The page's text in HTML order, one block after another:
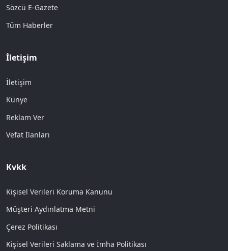
Sözcü E-Gazete
Tüm Haberler
İletişim
İletişim
Künye
Reklam Ver
Vefat İlanları
Kvkk
Kişisel Verileri Koruma Kanunu
Müşteri Aydınlatma Metni
Çerez Politikası
Kişisel Verileri Saklama ve İmha Politikası